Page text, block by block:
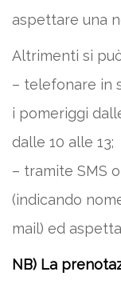
aspettare una
Altrimenti si
– telefonare in
i pomeriggi
dalle 10 alle 13;
– tramite SMS
(indicando
mail) ed
NB) La